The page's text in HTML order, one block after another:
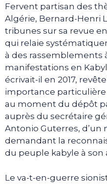
Fervent partisan des
Algérie, Bernard-Henri
tribunes sur sa revue
qui relaie
à des rassemblements
manifestations en
écrivait-il en 2017,
importance
au moment du dépôt
auprès du secrétaire
Antonio Guterres,
demandant la
du peuple kabyle à
Le va-t-en-guerre